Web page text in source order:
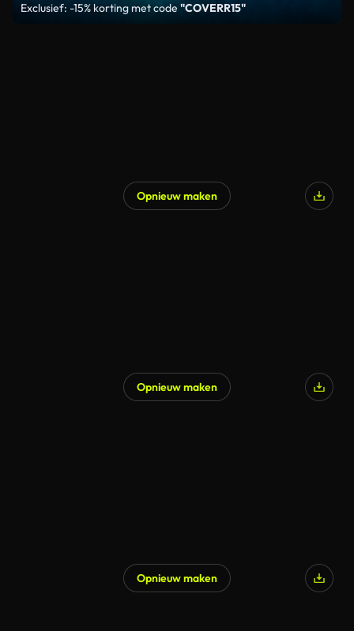
Exclusief: -15% korting met code "COVERR15"
Opnieuw maken
Opnieuw maken
Opnieuw maken